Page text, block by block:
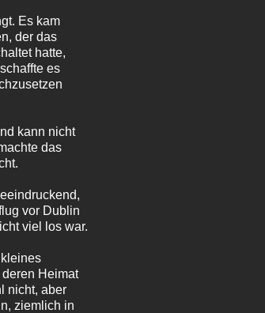
Es kam
der das
hatte,
es
kann nicht
das
vor Dublin
viel los war.
Heimat
nicht, aber
ziemlich in